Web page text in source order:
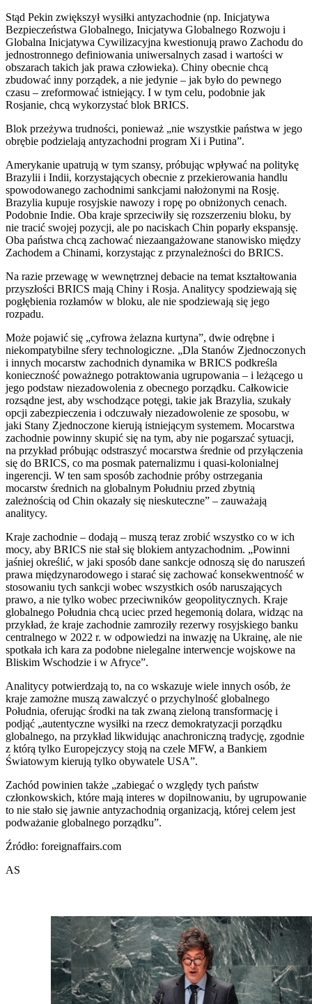
Stąd Pekin zwiększył wysiłki antyzachodnie (np. Inicjatywa
Bezpieczeństwa Globalnego, Inicjatywa Globalnego Rozwoju i
Globalna Inicjatywa Cywilizacyjna kwestionują prawo Zachodu do
jednostronnego definiowania uniwersalnych zasad i wartości w
obszarach takich jak prawa człowieka). Chiny obecnie chcą
zbudować inny porządek, a nie jedynie – jak było do pewnego
czasu – zreformować istniejący. I w tym celu, podobnie jak
Rosjanie, chcą wykorzystać blok BRICS.
Blok przeżywa trudności, ponieważ „nie wszystkie państwa w jego
obrębie podzielają antyzachodni program Xi i Putina”.
Amerykanie upatrują w tym szansy, próbując wpływać na politykę
Brazylii i Indii, korzystających obecnie z przekierowania handlu
spowodowanego zachodnimi sankcjami nałożonymi na Rosję.
Brazylia kupuje rosyjskie nawozy i ropę po obniżonych cenach.
Podobnie Indie. Oba kraje sprzeciwiły się rozszerzeniu bloku, by
nie tracić swojej pozycji, ale po naciskach Chin poparły ekspansję.
Oba państwa chcą zachować niezaangażowane stanowisko między
Zachodem a Chinami, korzystając z przynależności do BRICS.
Na razie przewagę w wewnętrznej debacie na temat kształtowania
przyszłości BRICS mają Chiny i Rosja. Analitycy spodziewają się
pogłębienia rozłamów w bloku, ale nie spodziewają się jego
rozpadu.
Może pojawić się „cyfrowa żelazna kurtyna”, dwie odrębne i
niekompatybilne sfery technologiczne. „Dla Stanów Zjednoczonych
i innych mocarstw zachodnich dynamika w BRICS podkreśla
konieczność poważnego potraktowania ugrupowania – i leżącego u
jego podstaw niezadowolenia z obecnego porządku. Całkowicie
rozsądne jest, aby wschodzące potęgi, takie jak Brazylia, szukały
opcji zabezpieczenia i odczuwały niezadowolenie ze sposobu, w
jaki Stany Zjednoczone kierują istniejącym systemem. Mocarstwa
zachodnie powinny skupić się na tym, aby nie pogarszać sytuacji,
na przykład próbując odstraszyć mocarstwa średnie od przyłączenia
się do BRICS, co ma posmak paternalizmu i quasi-kolonialnej
ingerencji. W ten sam sposób zachodnie próby ostrzegania
mocarstw średnich na globalnym Południu przed zbytnią
zależnością od Chin okazały się nieskuteczne” – zauważają
analitycy.
Kraje zachodnie – dodają – muszą teraz zrobić wszystko co w ich
mocy, aby BRICS nie stał się blokiem antyzachodnim. „Powinni
jaśniej określić, w jaki sposób dane sankcje odnoszą się do naruszeń
prawa międzynarodowego i starać się zachować konsekwentność w
stosowaniu tych sankcji wobec wszystkich osób naruszających
prawo, a nie tylko wobec przeciwników geopolitycznych. Kraje
globalnego Południa chcą uciec przed hegemonią dolara, widząc na
przykład, że kraje zachodnie zamroziły rezerwy rosyjskiego banku
centralnego w 2022 r. w odpowiedzi na inwazję na Ukrainę, ale nie
spotkała ich kara za podobne nielegalne interwencje wojskowe na
Bliskim Wschodzie i w Afryce”.
Analitycy potwierdzają to, na co wskazuje wiele innych osób, że
kraje zamożne muszą zawalczyć o przychylność globalnego
Południa, oferując środki na tak zwaną zieloną transformację i
podjąć „autentyczne wysiłki na rzecz demokratyzacji porządku
globalnego, na przykład likwidując anachroniczną tradycję, zgodnie
z którą tylko Europejczycy stoją na czele MFW, a Bankiem
Światowym kierują tylko obywatele USA”.
Zachód powinien także „zabiegać o względy tych państw
członkowskich, które mają interes w dopilnowaniu, by ugrupowanie
to nie stało się jawnie antyzachodnią organizacją, której celem jest
podważanie globalnego porządku”.
Źródło: foreignaffairs.com
AS